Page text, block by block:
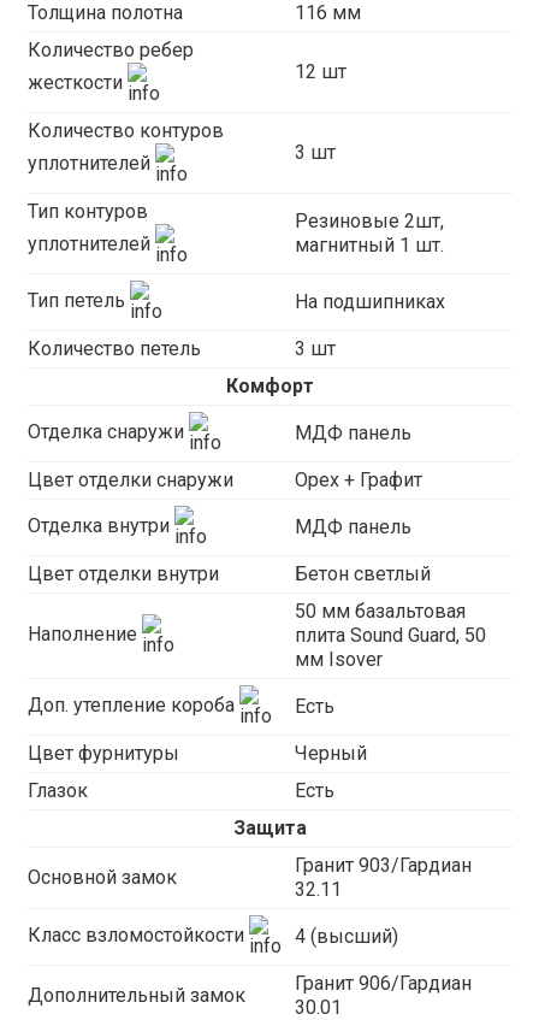
Толщина полотна
116 мм
Количество ребер
жесткости
12 шт
Количество контуров
уплотнителей
3 шт
Тип контуров
уплотнителей
Резиновые 2шт,
магнитный 1 шт.
Тип петель На подшипниках
Количество петель
3 шт
Комфорт
Отделка снаружи МДФ панель
Цвет отделки снаружи Орех + Графит
Отделка внутри МДФ панель
Цвет отделки внутри Бетон светлый
Наполнение
50 мм базальтовая
плита Sound Guard, 50
мм Isover
Доп. утепление короба Есть
Цвет фурнитуры
Черный
Глазок
Есть
Защита
Основной замок
Гранит 903/Гардиан
32.11
Класс взломостойкости 4 (высший)
Дополнительный замок
Гранит 906/Гардиан
30.01